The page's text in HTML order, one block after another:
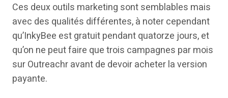
Ces deux outils marketing sont semblables mais
avec des qualités différentes, à noter cependant
qu’InkyBee est gratuit pendant quatorze jours, et
qu’on ne peut faire que trois campagnes par mois
sur Outreachr avant de devoir acheter la version
payante.